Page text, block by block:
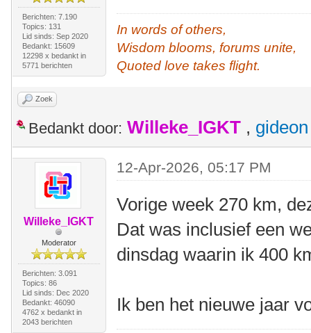
Berichten: 7.190
Topics: 131
Lid sinds: Sep 2020
Bedankt: 15609
12298 x bedankt in
5771 berichten
In words of others,
Wisdom blooms, forums unite,
Quoted love takes flight.
Zoek
Bedankt door: Willeke_IGKT , gideon
Willeke_IGKT
Moderator
Berichten: 3.091
Topics: 86
Lid sinds: Dec 2020
Bedankt: 46090
4762 x bedankt in
2043 berichten
12-Apr-2026, 05:17 PM
Vorige week 270 km,
Dat was inclusief een
dinsdag waarin ik 400
Ik ben het nieuwe jaar